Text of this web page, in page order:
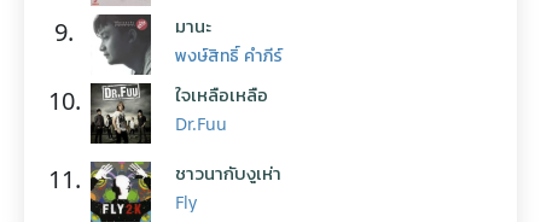
9. มานะ
พงษ์สิทธิ์ คำภีร์
10. ใจเหลือเหลือ
Dr.Fuu
11. ชาวนากับงูเห่า
Fly